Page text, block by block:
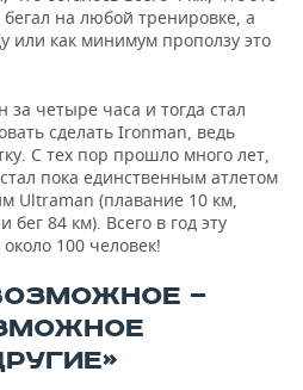
бегал на любой тренировке, а
или как минимум проползу это
четыре часа и тогда стал
сделать Ironman, ведь
С тех пор прошло много лет,
пока единственным атлетом
Ultraman (плавание 10 км,
бег 84 км). Всего в год эту
100 человек!
—